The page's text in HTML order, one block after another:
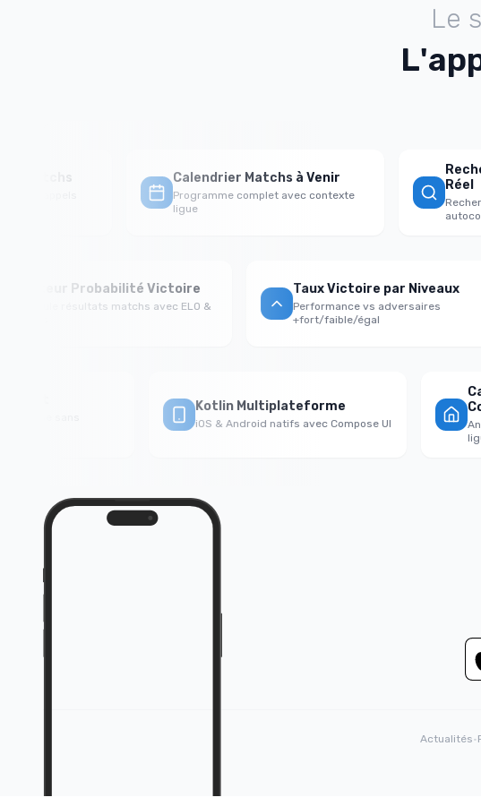
Le s
L'ap
Calendrier Matchs à Venir
Programme complet avec contexte
ligue
Réel
Moteur Probabilité Victoire
Calcule résultats matchs avec ELO &
Taux Victoire par Niveaux
Performance vs adversaires
+fort/faible/égal
Kotlin Multiplateforme
iOS & Android natifs avec Compose UI
ligue/
Actualités•